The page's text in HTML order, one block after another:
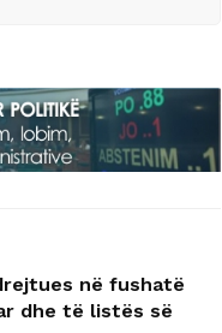
në fushatë
dhe të listës së